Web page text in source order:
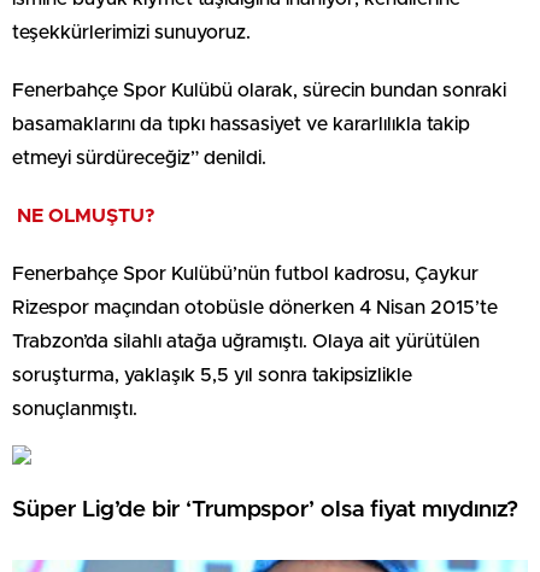
teşekkürlerimizi sunuyoruz.
Fenerbahçe Spor Kulübü olarak, sürecin bundan sonraki
basamaklarını da tıpkı hassasiyet ve kararlılıkla takip
etmeyi sürdüreceğiz” denildi.
NE OLMUŞTU?
Fenerbahçe Spor Kulübü’nün futbol kadrosu, Çaykur
Rizespor maçından otobüsle dönerken 4 Nisan 2015’te
Trabzon’da silahlı atağa uğramıştı. Olaya ait yürütülen
soruşturma, yaklaşık 5,5 yıl sonra takipsizlikle
sonuçlanmıştı.
Süper Lig’de bir ‘Trumpspor’ olsa fiyat mıydınız?